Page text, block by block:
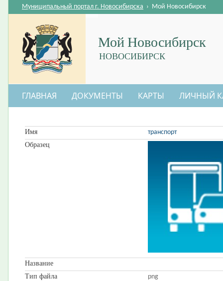
Мой Новосибирск
НОВОСИБИРСК
Муниципальный портал г. Новосибирска › Мой Новосибирск
ГЛАВНАЯ ДОКУМЕНТЫ КАРТЫ ЛИЧНЫЙ
Имя
транспорт
Образец
Название
Тип файла
png